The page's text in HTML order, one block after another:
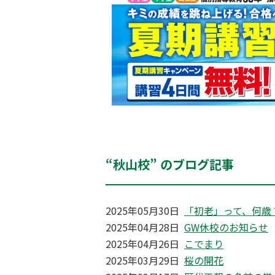
“秋山校” のブログ記事
2025年05月30日
「初老」って、何歳
2025年04月28日 GW休校のお知らせ
2025年04月26日 こでまり
2025年03月29日 桜の開花